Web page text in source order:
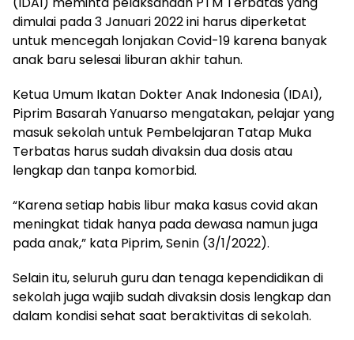
dimulai pada 3 Januari 2022 ini harus diperketat
untuk mencegah lonjakan Covid-19 karena banyak
anak baru selesai liburan akhir tahun.
Ketua Umum Ikatan Dokter Anak Indonesia (IDAI),
Piprim Basarah Yanuarso mengatakan, pelajar yang
masuk sekolah untuk Pembelajaran Tatap Muka
Terbatas harus sudah divaksin dua dosis atau
lengkap dan tanpa komorbid.
“Karena setiap habis libur maka kasus covid akan
meningkat tidak hanya pada dewasa namun juga
pada anak,” kata Piprim, Senin (3/1/2022).
Selain itu, seluruh guru dan tenaga kependidikan di
sekolah juga wajib sudah divaksin dosis lengkap dan
dalam kondisi sehat saat beraktivitas di sekolah.